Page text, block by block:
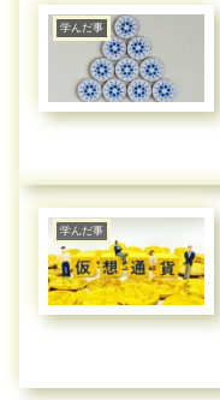
学んだ事
学んだ事